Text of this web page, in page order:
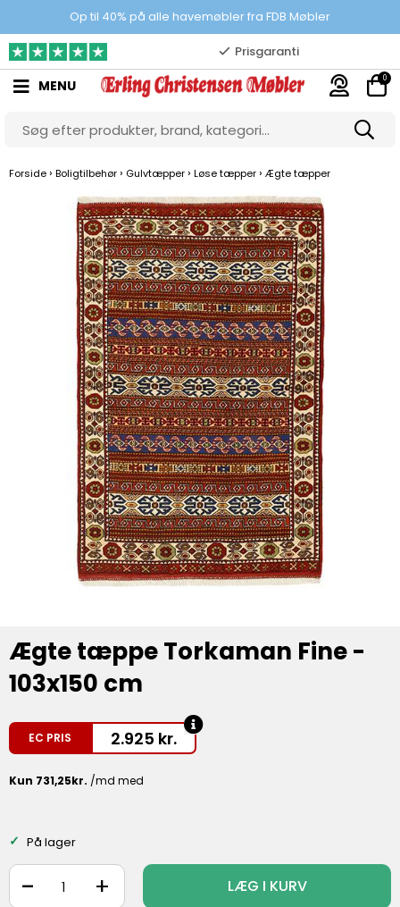
Op til 40% på alle havemøbler fra FDB Møbler
Prisgaranti
10.000 m2 showroom
Gratis & gode parkeringsforhold
MENU 0
Forside › Boligtilbehør › Gulvtæpper › Løse tæpper › Ægte tæpper
Ægte tæppe Torkaman Fine -
103x150 cm
EC PRIS 2.925 kr.
På lager
+
- LÆG I KURV